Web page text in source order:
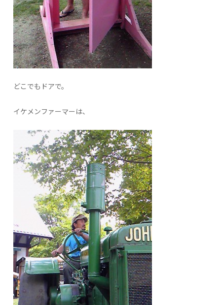
どこでもドアで。
イケメンファーマーは、